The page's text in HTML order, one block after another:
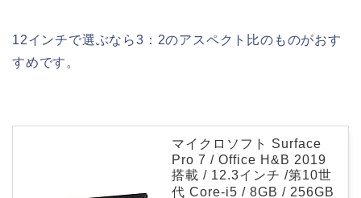
12インチで選ぶなら3：2のアスペクト比のものがおす
すめです。
マイクロソフト Surface
Pro 7 / Office H&B 2019
搭載 / 12.3インチ /第10世
代 Core-i5 / 8GB / 256GB